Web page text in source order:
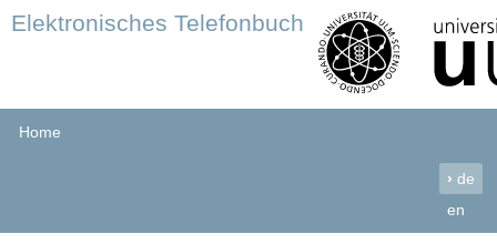
Elektronisches Telefonbuch
Home
› de
en